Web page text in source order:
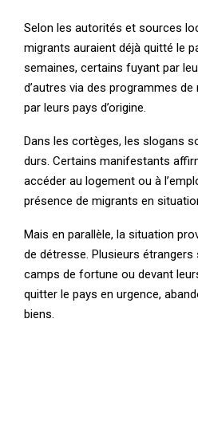
Selon les autorités et sources
migrants auraient déjà quitté le
semaines, certains fuyant par
d’autres via des programmes
par leurs pays d’origine.
Dans les cortèges, les slogans
durs. Certains manifestants
accéder au logement ou à
présence de migrants en
Mais en parallèle, la situation
de détresse. Plusieurs
camps de fortune ou devant
quitter le pays en urgence,
biens.